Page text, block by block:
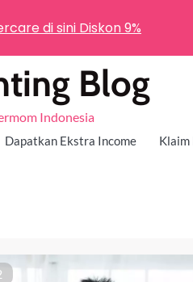
Blog
Indonesia
Dapatkan Ekstra Income Klaim
di sini Diskon 9%